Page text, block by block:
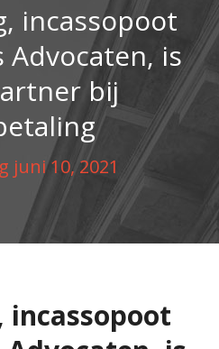
incassopoot
is
bij
juni 10, 2021
incassopoot